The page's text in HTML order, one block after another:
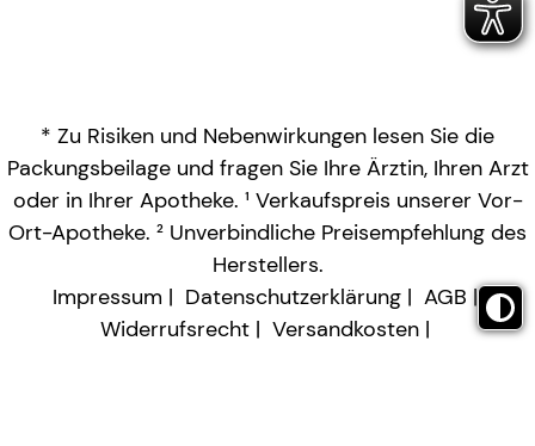
* Zu Risiken und Nebenwirkungen lesen Sie die
Packungsbeilage und fragen Sie Ihre Ärztin, Ihren Arzt
oder in Ihrer Apotheke. ¹ Verkaufspreis unserer Vor-
Ort-Apotheke. ² Unverbindliche Preisempfehlung des
Herstellers.
Impressum
Datenschutzerklärung
AGB
Widerrufsrecht
Versandkosten